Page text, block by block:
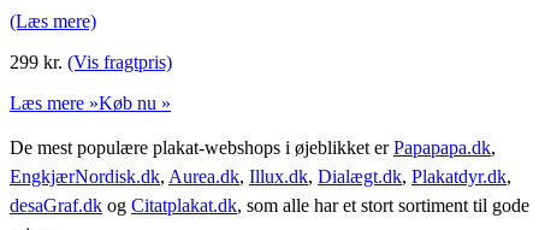
(Læs mere)
299 kr. (Vis fragtpris)
Læs mere »Køb nu »
De mest populære plakat-webshops i øjeblikket erPapapapa.dk,
EngkjærNordisk.dk, Aurea.dk, Illux.dk, Dialægt.dk, Plakatdyr.dk,
desaGraf.dk og Citatplakat.dk, som alle har et stort sortiment til gode